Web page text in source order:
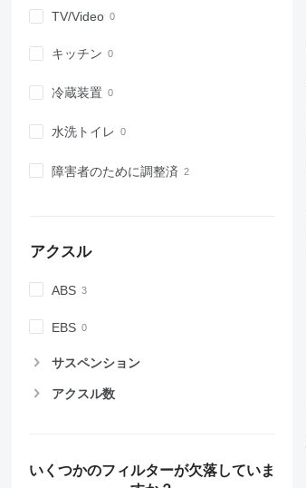
TV/Video
キッチン
冷蔵装置
水洗トイレ
障害者のために調整済
アクスル
ABS
EBS
サスペンション
アクスル数
いくつかのフィルターが欠落していま